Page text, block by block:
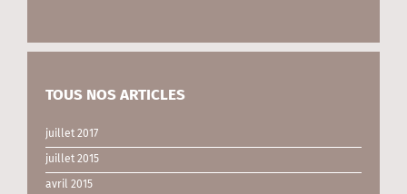
TOUS NOS ARTICLES
juillet 2017
juillet 2015
avril 2015